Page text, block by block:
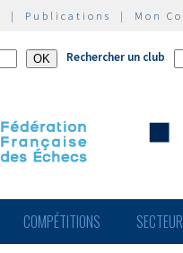
| Publications | Mon
Rechercher un club
COMPÉTITIONS